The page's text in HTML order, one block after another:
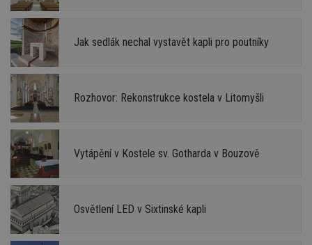
Jak sedlák nechal vystavět kapli pro poutníky
Rozhovor: Rekonstrukce kostela v Litomyšli
Vytápění v Kostele sv. Gotharda v Bouzově
Osvětlení LED v Sixtinské kapli